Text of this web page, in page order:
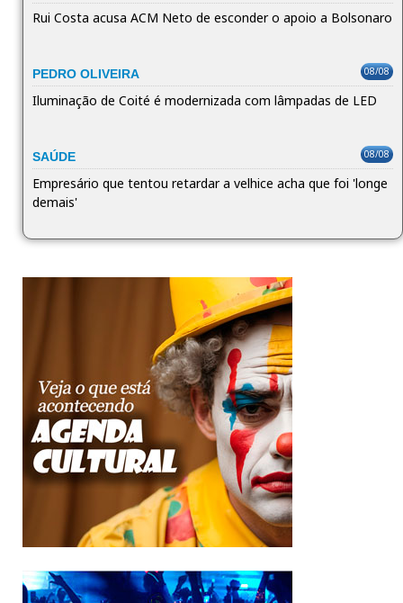
Rui Costa acusa ACM Neto de esconder o apoio a Bolsonaro
PEDRO OLIVEIRA 08/08
Iluminação de Coité é modernizada com lâmpadas de LED
SAÚDE 08/08
Empresário que tentou retardar a velhice acha que foi 'longe
demais'